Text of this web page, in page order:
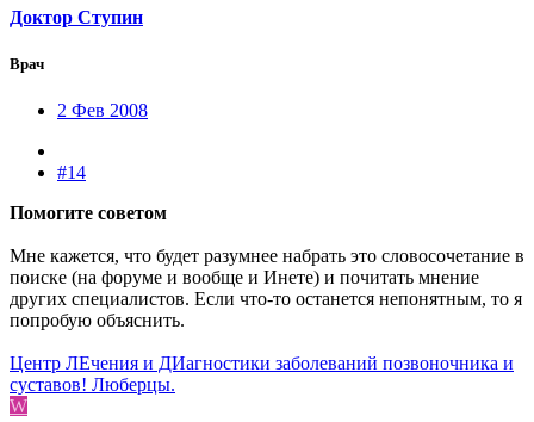
Доктор Ступин
Врач
2 Фев 2008
#14
Помогите советом
Мне кажется, что будет разумнее набрать это словосочетание в
поиске (на форуме и вообще и Инете) и почитать мнение
других специалистов. Если что-то останется непонятным, то я
попробую объяснить.
Центр ЛЕчения и ДИагностики заболеваний позвоночника и
суставов! Люберцы.
W